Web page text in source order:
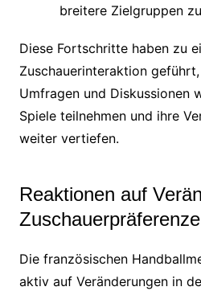
breitere Zielgruppen
Diese Fortschritte haben zu
Zuschauerinteraktion
Umfragen und Diskussionen
Spiele teilnehmen und ihre
weiter vertiefen.
Reaktionen auf
Die französischen
aktiv auf Veränderungen in